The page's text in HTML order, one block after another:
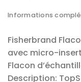
Informations
Fisherbrand
avec micro-
Flacon
Description: